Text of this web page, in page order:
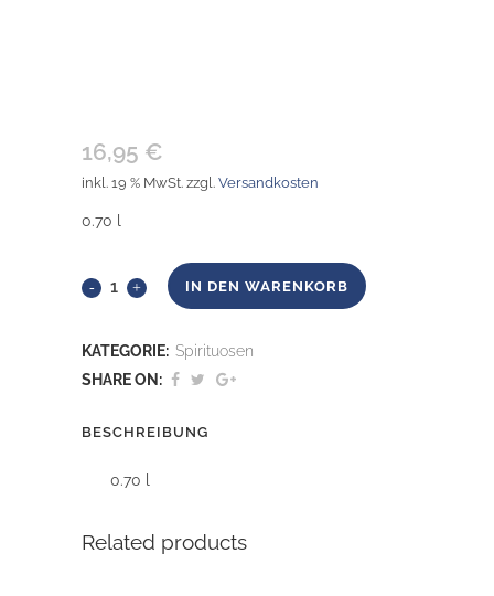
16,95 €
inkl. 19 % MwSt. zzgl. Versandkosten
0.70 l
Aperol IN DEN WARENKORB
KATEGORIE: Spirituosen
SHARE ON:
BESCHREIBUNG
0.70 l
Related products